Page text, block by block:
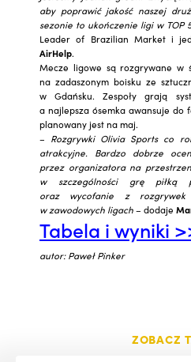
aby poprawić jakość naszej
sezonie to ukończenie ligi w TOP 5
Leader of Brazilian Market i
AirHelp.
Mecze ligowe są rozgrywane w
na zadaszonym boisku ze
w Gdańsku. Zespoły grają
a najlepsza ósemka awansuje do
planowany jest na maj.
– Rozgrywki Olivia Sports co
atrakcyjne. Bardzo dobrze
przez organizatora na
w szczególności grę piłką
oraz wycofanie z rozgrywek
w zawodowych ligach– dodaje
Tabela i wyniki
autor: Paweł Pinker
ZOBACZ